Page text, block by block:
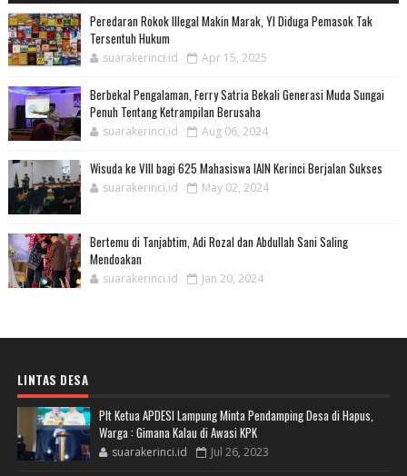
Peredaran Rokok Illegal Makin Marak, YI Diduga Pemasok Tak
Tersentuh Hukum
suarakerinci.id Apr 15, 2025
Berbekal Pengalaman, Ferry Satria Bekali Generasi Muda Sungai
Penuh Tentang Ketrampilan Berusaha
suarakerinci.id Aug 06, 2024
Wisuda ke VIII bagi 625 Mahasiswa IAIN Kerinci Berjalan Sukses
suarakerinci.id May 02, 2024
Bertemu di Tanjabtim, Adi Rozal dan Abdullah Sani Saling
Mendoakan
suarakerinci.id Jan 20, 2024
LINTAS DESA
Plt Ketua APDESI Lampung Minta Pendamping Desa di Hapus,
Warga : Gimana Kalau di Awasi KPK
suarakerinci.id Jul 26, 2023